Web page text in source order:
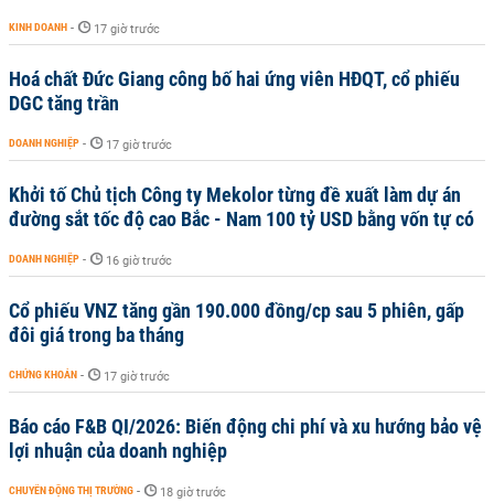
KINH DOANH - 17 giờ trước
Hoá chất Đức Giang công bố hai ứng viên HĐQT, cổ phiếu
DGC tăng trần
DOANH NGHIỆP - 17 giờ trước
Khởi tố Chủ tịch Công ty Mekolor từng đề xuất làm dự án
đường sắt tốc độ cao Bắc - Nam 100 tỷ USD bằng vốn tự có
DOANH NGHIỆP - 16 giờ trước
Cổ phiếu VNZ tăng gần 190.000 đồng/cp sau 5 phiên, gấp
đôi giá trong ba tháng
CHỨNG KHOÁN - 17 giờ trước
Báo cáo F&B QI/2026: Biến động chi phí và xu hướng bảo vệ
lợi nhuận của doanh nghiệp
CHUYỂN ĐỘNG THỊ TRƯỜNG - 18 giờ trước